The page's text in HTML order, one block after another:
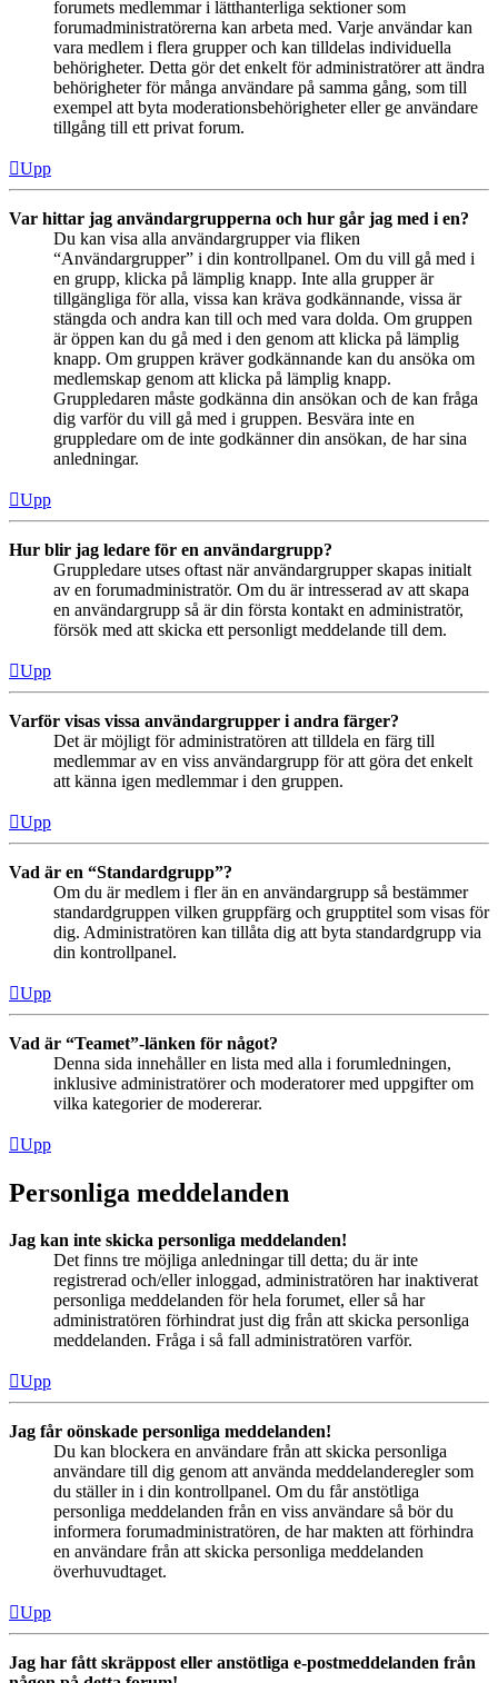
forumets medlemmar i lätthanterliga sektioner som
forumadministratörerna kan arbeta med. Varje användar kan
vara medlem i flera grupper och kan tilldelas individuella
behörigheter. Detta gör det enkelt för administratörer att ändra
behörigheter för många användare på samma gång, som till
exempel att byta moderationsbehörigheter eller ge användare
tillgång till ett privat forum.
Upp
Var hittar jag användargrupperna och hur går jag med i en?
Du kan visa alla användargrupper via fliken
“Användargrupper” i din kontrollpanel. Om du vill gå med i
en grupp, klicka på lämplig knapp. Inte alla grupper är
tillgängliga för alla, vissa kan kräva godkännande, vissa är
stängda och andra kan till och med vara dolda. Om gruppen
är öppen kan du gå med i den genom att klicka på lämplig
knapp. Om gruppen kräver godkännande kan du ansöka om
medlemskap genom att klicka på lämplig knapp.
Gruppledaren måste godkänna din ansökan och de kan fråga
dig varför du vill gå med i gruppen. Besvära inte en
gruppledare om de inte godkänner din ansökan, de har sina
anledningar.
Upp
Hur blir jag ledare för en användargrupp?
Gruppledare utses oftast när användargrupper skapas initialt
av en forumadministratör. Om du är intresserad av att skapa
en användargrupp så är din första kontakt en administratör,
försök med att skicka ett personligt meddelande till dem.
Upp
Varför visas vissa användargrupper i andra färger?
Det är möjligt för administratören att tilldela en färg till
medlemmar av en viss användargrupp för att göra det enkelt
att känna igen medlemmar i den gruppen.
Upp
Vad är en “Standardgrupp”?
Om du är medlem i fler än en användargrupp så bestämmer
standardgruppen vilken gruppfärg och grupptitel som visas för
dig. Administratören kan tillåta dig att byta standardgrupp via
din kontrollpanel.
Upp
Vad är “Teamet”-länken för något?
Denna sida innehåller en lista med alla i forumledningen,
inklusive administratörer och moderatorer med uppgifter om
vilka kategorier de modererar.
Upp
Personliga meddelanden
Jag kan inte skicka personliga meddelanden!
Det finns tre möjliga anledningar till detta; du är inte
registrerad och/eller inloggad, administratören har inaktiverat
personliga meddelanden för hela forumet, eller så har
administratören förhindrat just dig från att skicka personliga
meddelanden. Fråga i så fall administratören varför.
Upp
Jag får oönskade personliga meddelanden!
Du kan blockera en användare från att skicka personliga
användare till dig genom att använda meddelanderegler som
du ställer in i din kontrollpanel. Om du får anstötliga
personliga meddelanden från en viss användare så bör du
informera forumadministratören, de har makten att förhindra
en användare från att skicka personliga meddelanden
överhuvudtaget.
Upp
Jag har fått skräppost eller anstötliga e-postmeddelanden från